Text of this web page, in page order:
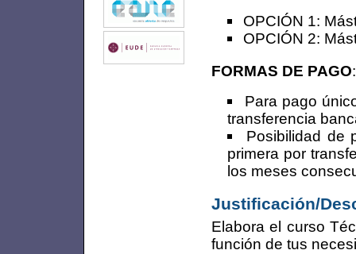
OPCIÓN 1:
OPCIÓN 2:
FORMAS DE PAGO:
Para pago
transferencia
Posibilidad de
primera por
los meses
Justificación/
Elabora el curso
función de tus